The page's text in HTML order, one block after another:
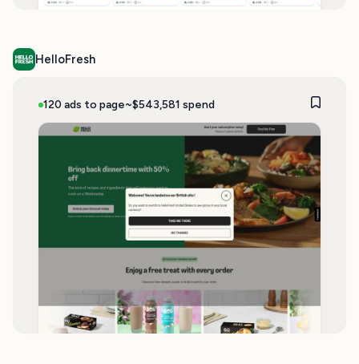
HelloFresh
120 ads to page~$543,581 spend